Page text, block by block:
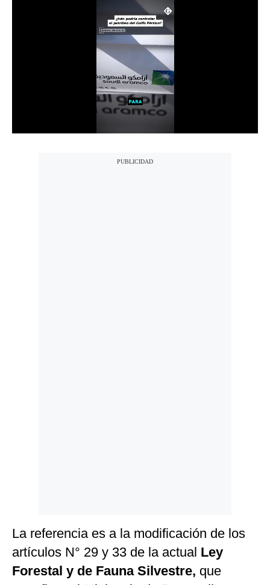
La referencia es a la modificación de los
artículos N° 29 y 33 de la actual Ley
Forestal y de Fauna Silvestre, que